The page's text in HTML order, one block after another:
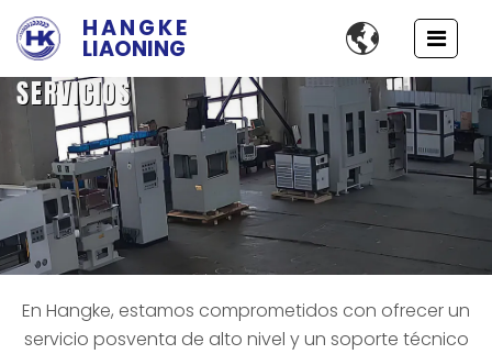
HANGKE
LIAONING 
SERVICIOS
En Hangke, estamos comprometidos con ofrecer un
servicio posventa de alto nivel y un soporte técnico